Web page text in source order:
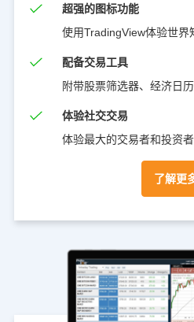
超强的图标功能
使用TradingView体验世界
配备交易工具
附带股票筛选器、经济日
体验社交交易
体验最大的交易者和投资
了解更